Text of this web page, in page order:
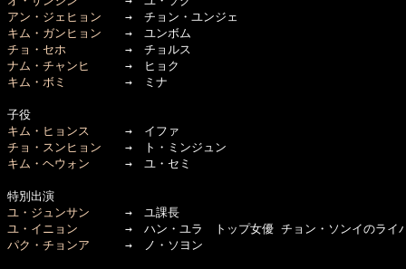
アン・ジェヒョン
キム・ガンヒョン
チョ・セホ
ナム・チャンヒ
キム・ボミ
→　ミナ
キム・ヒョンス
チョ・スンヒョン
キム・ヘウォン →　ユ・セミ
ユ・ジュンサン
ユ・イニョン
パク・チョンア →　ノ・ソヨン